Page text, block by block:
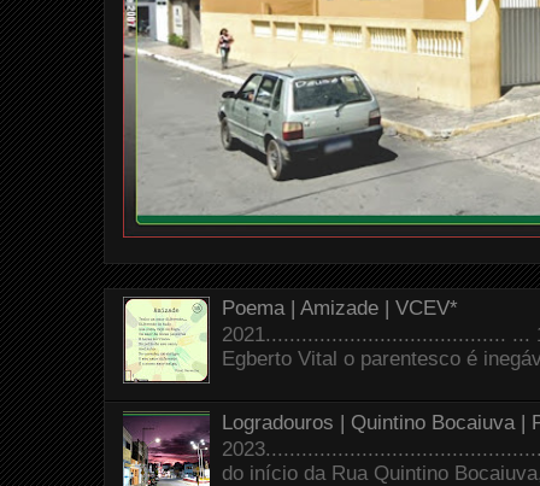
Poema | Amizade | VCEV*
2021........................................ ...
Egberto Vital o parentesco é
Logradouros | Quintino Bocaiuva |
do início da Rua Quintino